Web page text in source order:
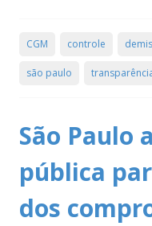
CGM controle
são paulo
São Paulo
pública
dos